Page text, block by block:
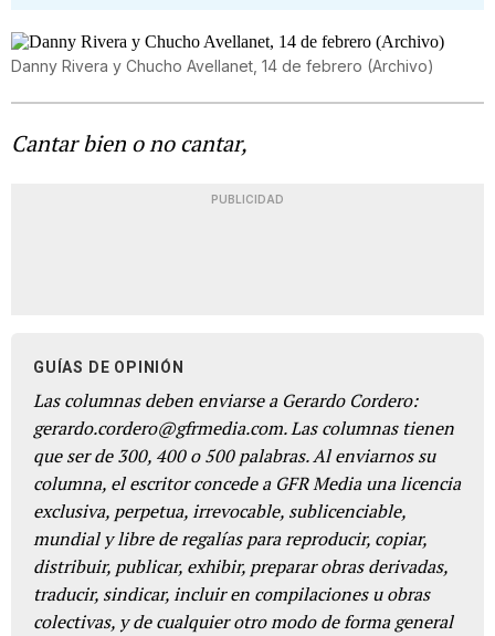
Danny Rivera y Chucho Avellanet, 14 de febrero (Archivo)
Cantar bien o no cantar,
PUBLICIDAD
GUÍAS DE OPINIÓN
Las columnas deben enviarse a Gerardo Cordero:
gerardo.cordero@gfrmedia.com. Las columnas tienen
que ser de 300, 400 o 500 palabras. Al enviarnos su
columna, el escritor concede a GFR Media una licencia
exclusiva, perpetua, irrevocable, sublicenciable,
mundial y libre de regalías para reproducir, copiar,
distribuir, publicar, exhibir, preparar obras derivadas,
traducir, sindicar, incluir en compilaciones u obras
colectivas, y de cualquier otro modo de forma general